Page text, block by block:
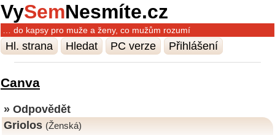
VySemNesmíte.cz
… do kapsy pro muže a ženy, co mužům rozumí
Hl. strana Hledat PC verze Přihlášení
Canva
» Odpovědět
Griolos (Ženská)